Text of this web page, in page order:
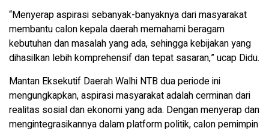
“Menyerap aspirasi sebanyak-banyaknya dari masyarakat
membantu calon kepala daerah memahami beragam
kebutuhan dan masalah yang ada, sehingga kebijakan yang
dihasilkan lebih komprehensif dan tepat sasaran,” ucap Didu.
Mantan Eksekutif Daerah Walhi NTB dua periode ini
mengungkapkan, aspirasi masyarakat adalah cerminan dari
realitas sosial dan ekonomi yang ada. Dengan menyerap dan
mengintegrasikannya dalam platform politik, calon pemimpin